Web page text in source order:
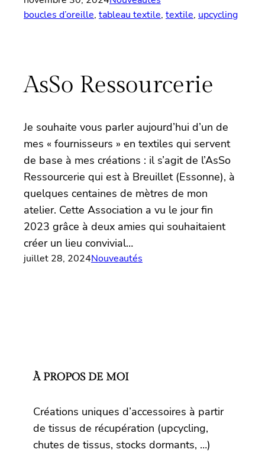
boucles d’oreille, tableau textile, textile, upcycling
AsSo Ressourcerie
Je souhaite vous parler aujourd’hui d’un de
mes « fournisseurs » en textiles qui servent
de base à mes créations : il s’agit de l’AsSo
Ressourcerie qui est à Breuillet (Essonne), à
quelques centaines de mètres de mon
atelier. Cette Association a vu le jour fin
2023 grâce à deux amies qui souhaitaient
créer un lieu convivial…
juillet 28, 2024Nouveautés
À PROPOS DE MOI
Créations uniques d’accessoires à partir
de tissus de récupération (upcycling,
chutes de tissus, stocks dormants, …)